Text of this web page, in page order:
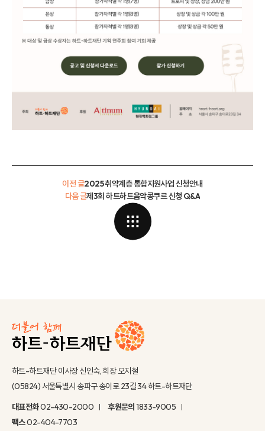
이전 글2025 취약계층 통합지원사업 신청안내
제3회 하트하트음악콩쿠르 신청 Q&A
다음 글
하트-하트재단 이사장 신인숙, 회장 오지철
(05824) 서울특별시 송파구 송이로 23길 34 하트-하트재단
대표전화02-430-2000 후원문의1833-9005
팩스02-404-7703